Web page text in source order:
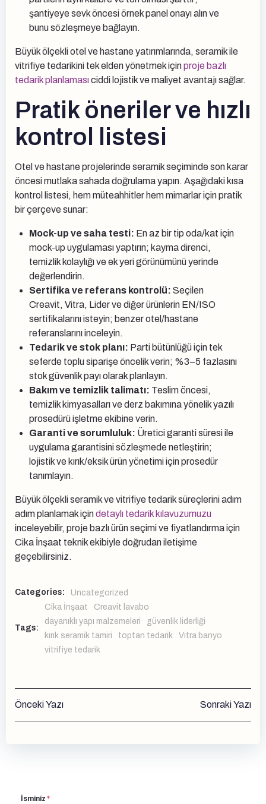
şantiyeye sevk öncesi örnek panel onayı alın ve
bunu sözleşmeye bağlayın.
Büyük ölçekli otel ve hastane yatırımlarında, seramik ile
vitrifiye tedarikini tek elden yönetmek içinproje bazlı
tedarik planlamasıciddi lojistik ve maliyet avantajı sağlar.
Pratik öneriler ve hızlı
kontrol listesi
Otel ve hastane projelerinde seramik seçiminde son karar
öncesi mutlaka sahada doğrulama yapın. Aşağıdaki kısa
kontrol listesi, hem müteahhitler hem mimarlar için pratik
bir çerçeve sunar:
Mock-up ve saha testi: En az bir tip oda/kat için
mock-up uygulaması yaptırın; kayma direnci,
temizlik kolaylığı ve ek yeri görünümünü yerinde
değerlendirin.
Sertifika ve referans kontrolü: Seçilen
Creavit, Vitra, Lider ve diğer ürünlerin EN/ISO
sertifikalarını isteyin; benzer otel/hastane
referanslarını inceleyin.
Tedarik ve stok planı: Parti bütünlüğü için tek
seferde toplu siparişe öncelik verin; %3–5 fazlasını
stok güvenlik payı olarak planlayın.
Bakım ve temizlik talimatı: Teslim öncesi,
temizlik kimyasalları ve derz bakımına yönelik yazılı
prosedürü işletme ekibine verin.
Garanti ve sorumluluk: Üretici garanti süresi ile
uygulama garantisini sözleşmede netleştirin;
lojistik ve kırık/eksik ürün yönetimi için prosedür
tanımlayın.
Büyük ölçekli seramik ve vitrifiye tedarik süreçlerini adım
adım planlamak içindetaylı tedarik kılavuzumuzu
inceleyebilir, proje bazlı ürün seçimi ve fiyatlandırma için
Cika İnşaat teknik ekibiyle doğrudan iletişime
geçebilirsiniz.
Categories: Uncategorized
Tags:
Cika İnşaat
Creavit lavabo
dayanıklı yapı malzemeleri
güvenlik liderliği
kırık seramik tamiri
toptan tedarik
Vitra banyo
vitrifiye tedarik
Yazı
gezinmesi
Önceki Yazı
gezinmesi
Sonraki Yazı
İsminiz *